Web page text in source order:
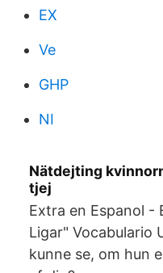
EX
Ve
GHP
NI
Nätdejting
tjej
Extra en Espanol -
Ligar" Vocabulario
kunne se, om hun